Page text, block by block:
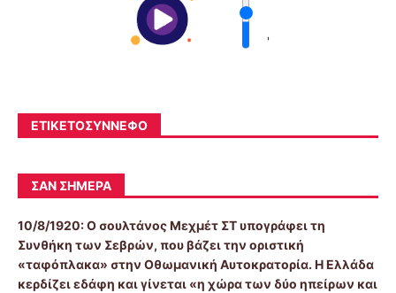
'
ΕΤΙΚΕΤΟΣΎΝΝΕΦΟ
ΣΑΝ ΣΉΜΕΡΑ
10/8/1920:Ο σουλτάνος Μεχμέτ ΣΤ υπογράφει τη
Συνθήκη των Σεβρών, που βάζει την οριστική
«ταφόπλακα» στην Οθωμανική Αυτοκρατορία. Η Ελλάδα
κερδίζει εδάφη και γίνεται «η χώρα των δύο ηπείρων και